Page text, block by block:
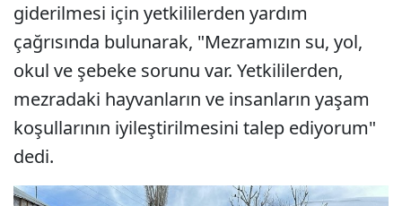
giderilmesi için yetkililerden yardım
çağrısında bulunarak, "Mezramızın su, yol,
okul ve şebeke sorunu var. Yetkililerden,
mezradaki hayvanların ve insanların yaşam
koşullarının iyileştirilmesini talep ediyorum"
dedi.